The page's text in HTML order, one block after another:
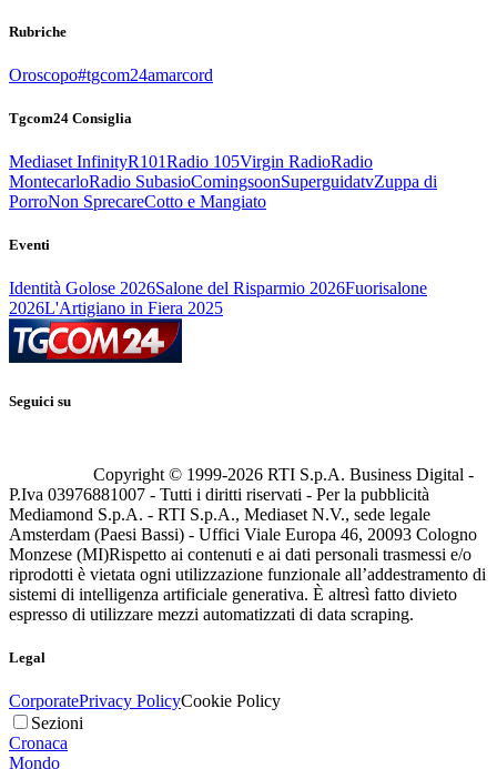
Rubriche
Oroscopo#tgcom24amarcord
Tgcom24 Consiglia
Mediaset InfinityR101Radio 105Virgin RadioRadio
MontecarloRadio SubasioComingsoonSuperguidatvZuppa di
PorroNon SprecareCotto e Mangiato
Eventi
Identità Golose 2026Salone del Risparmio 2026Fuorisalone
2026L'Artigiano in Fiera 2025
Seguici su
Copyright © 1999-2026 RTI S.p.A. Business Digital -
P.Iva 03976881007 - Tutti i diritti riservati - Per la pubblicità
Mediamond S.p.A. - RTI S.p.A., Mediaset N.V., sede legale
Amsterdam (Paesi Bassi) - Uffici Viale Europa 46, 20093 Cologno
Monzese (MI)Rispetto ai contenuti e ai dati personali trasmessi e/o
riprodotti è vietata ogni utilizzazione funzionale all’addestramento di
sistemi di intelligenza artificiale generativa. È altresì fatto divieto
espresso di utilizzare mezzi automatizzati di data scraping.
Legal
CorporatePrivacy PolicyCookie Policy
Sezioni
Cronaca
Mondo